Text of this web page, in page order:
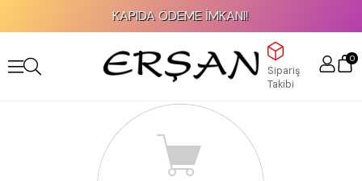
KAPIDA ÖDEME İMKANI!
Sipariş
Takibi
0